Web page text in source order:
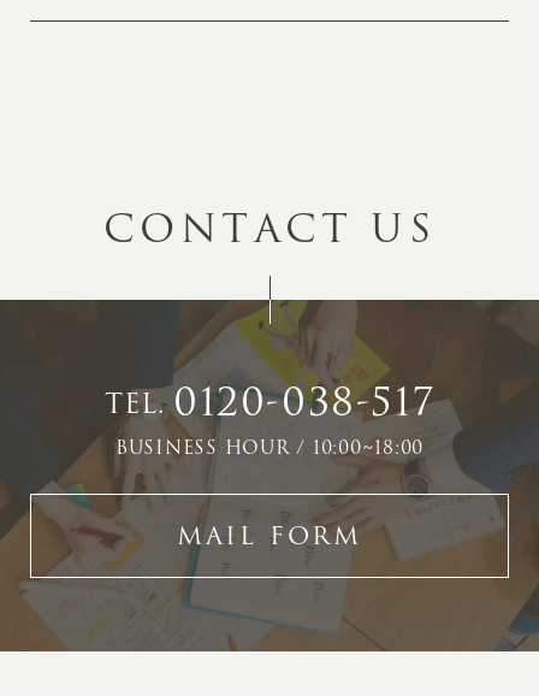
CONTACT US
TEL.0120-038-517
BUSINESS HOUR / 10:00~18:00
MAIL FORM